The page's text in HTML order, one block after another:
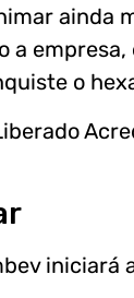
ainda
a
o
iniciará